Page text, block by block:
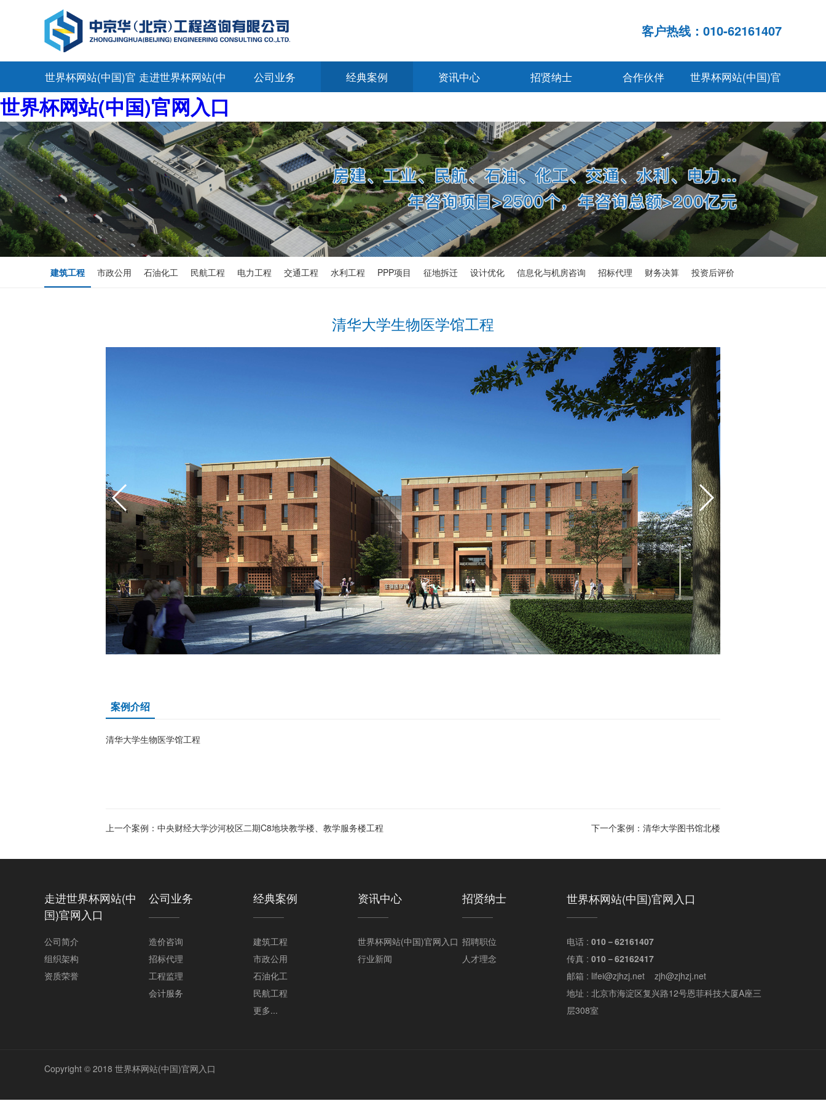
世界杯网站(中国)官网入口
客户热线：010-62161407
世界杯网站(中国)官
网入口
走进世界杯网站(中
国)官网入口
公司业务 经典案例 资讯中心 招贤纳士 合作伙伴
世界杯网站(中国)官
建筑工程 市政公用 石油化工 民航工程 电力工程 交通工程 水利工程 PPP项目 征地拆迁 设计优化 信息化与机房咨询 招标代理 财务决算 投资后评价
清华大学生物医学馆工程
案例介绍
清华大学生物医学馆工程
上一个案例： 中央财经大学沙河校区二期C8地块教学楼、教学服务楼工程 下一个案例： 清华大学图书馆北楼
走进世界杯网站(中
国)官网入口
公司简介
组织架构
资质荣誉
公司业务
造价咨询
招标代理
工程监理
会计服务
经典案例
建筑工程
市政公用
石油化工
民航工程
更多...
资讯中心
世界杯网站(中国)官网入口
行业新闻
招贤纳士
招聘职位
人才理念
世界杯网站(中国)官网入口
电话 : 010－62161407
传真 : 010－62162417
邮箱 : lifei@zjhzj.net zjh@zjhzj.net
地址 : 北京市海淀区复兴路12号恩菲科技大厦A座三
层308室
Copyright © 2018 世界杯网站(中国)官网入口